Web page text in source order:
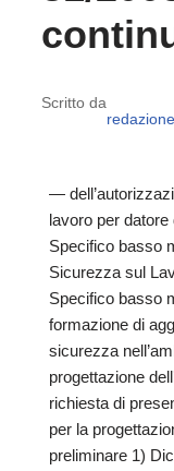
Scritto da
redazione
—
lavoro per
Specifico basso
Sicurezza sul
Specifico basso
formazione di
sicurezza
progettazione
richiesta di
per la
preliminare 1)